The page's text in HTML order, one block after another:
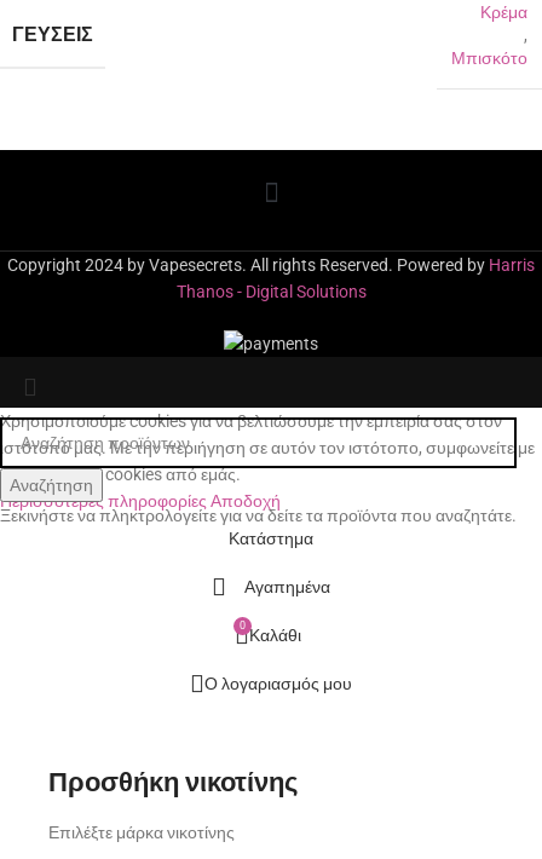
ΓΕΎΣΕΙΣ
Κρέμα
,
Μπισκότο
Copyright 2024 by Vapesecrets. All rights Reserved. Powered by Harris
Thanos - Digital Solutions
Αναζήτηση
Ξεκινήστε να πληκτρολογείτε για να δείτε τα προϊόντα που αναζητάτε.
Χρησιμοποιούμε cookies για να βελτιώσουμε την εμπειρία σας στον
ιστότοπό μας. Με την περιήγηση σε αυτόν τον ιστότοπο, συμφωνείτε με
τη χρήση των cookies από εμάς.
Περισσότερες πληροφορίες Αποδοχή
Κατάστημα
Αγαπημένα
0 Καλάθι
Ο λογαριασμός μου
Προσθήκη νικοτίνης
Επιλέξτε μάρκα νικοτίνης